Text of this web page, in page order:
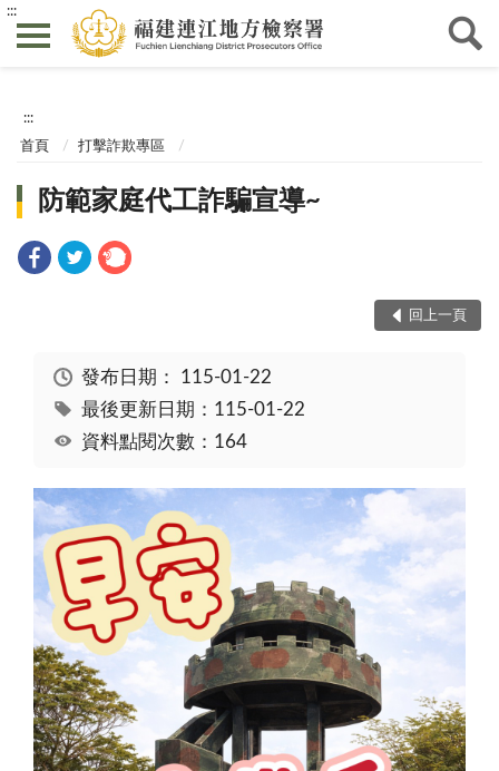
:::
:::
首頁 打擊詐欺專區
防範家庭代工詐騙宣導~
回上一頁
發布日期： 115-01-22
最後更新日期：115-01-22
資料點閱次數：164